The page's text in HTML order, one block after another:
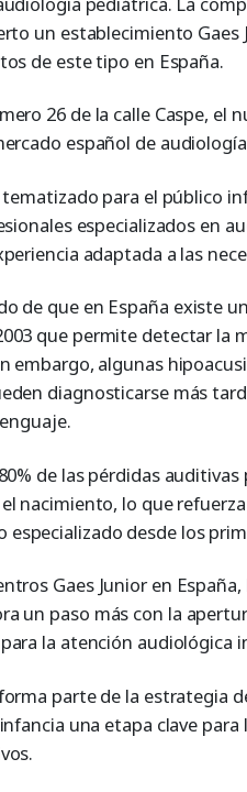
un establecimiento Gaes
de este tipo en España.
26 de la calle Caspe, el
español de
para el público
especializados en
adaptada a las
de que en España existe
que permite detectar la
embargo, algunas
diagnosticarse más
de las pérdidas
nacimiento, lo que
especializado desde los
Gaes Junior en
un paso más con la
la atención audiológica
parte de la estrategia
una etapa clave